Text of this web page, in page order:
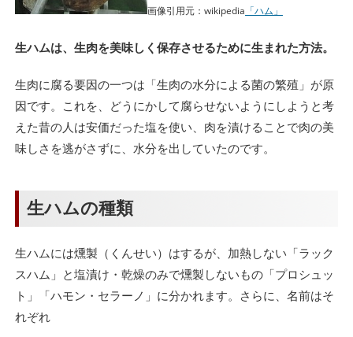
画像引用元：wikipedia 「ハム」
生ハムは、生肉を美味しく保存させるために生まれた方法。
生肉に腐る要因の一つは「生肉の水分による菌の繁殖」が原
因です。これを、どうにかして腐らせないようにしようと考
えた昔の人は安価だった塩を使い、肉を漬けることで肉の美
味しさを逃がさずに、水分を出していたのです。
生ハムの種類
生ハムには燻製（くんせい）はするが、加熱しない「ラック
スハム」と塩漬け・乾燥のみで燻製しないもの「プロシュッ
ト」「ハモン・セラーノ」に分かれます。さらに、名前はそ
れぞれ